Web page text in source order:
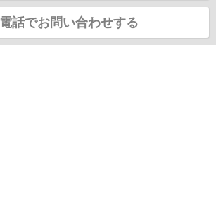
電話でお問い合わせする